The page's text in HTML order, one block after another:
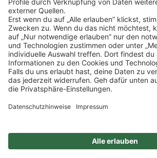
Klickehier, um alle offenen Jobs zu
Impressum Datenschutz
Privatsphäre-
FAQ
Veranstaltungen
Sitemap